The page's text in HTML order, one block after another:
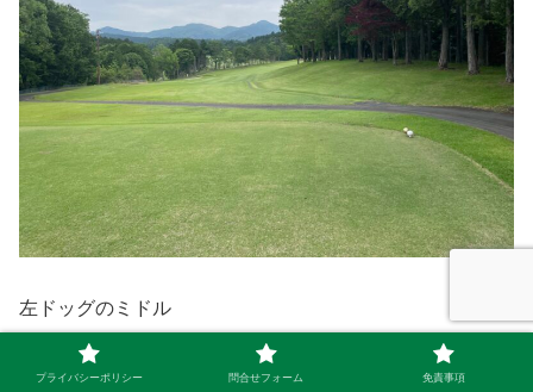
左ドッグのミドル
ドライバーで右をショートカットしようとしたら、アゲン
プライバシーポリシー 問合せフォーム 免責事項